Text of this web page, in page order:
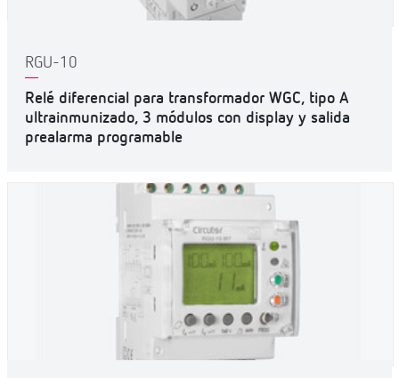
RGU-10
Relé diferencial para transformador WGC, tipo A
ultrainmunizado, 3 módulos con display y salida
prealarma programable